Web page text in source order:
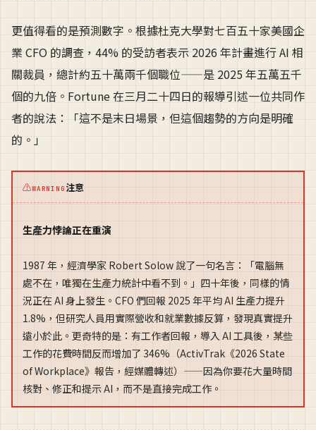
更值得看的是預測數字。根據杜克大學對七百五十家美國企
業 CFO 的調查，44% 的受訪者表示 2026 年計畫進行 AI 相
關裁員，總計約五十萬兩千個職位——是 2025 年五萬五千
個的九倍。Fortune 在三月二十四日的報導引述一位共同作
者的說法：「這不是末日場景，但這個趨勢的方向是明確
的。」
⚠WARNING 注意
生產力悖論正在重演
1987 年，經濟學家 Robert Solow 說了一句名言：「電腦無
處不在，唯獨在生產力統計中看不到。」四十年後，同樣的情
況正在 AI 身上發生。CFO 們回報 2025 年平均 AI 生產力提升
1.8%，但研究人員用實際營收和就業數據反算，發現真實提升
遠小於此。更奇特的是：有工作者回報，導入 AI 工具後，某些
工作的花費時間反而增加了 346%（ActivTrak《2026 State
of Workplace》報告，經媒體轉述）——因為你要花大量時間
核對、修正和提示 AI，而不是直接完成工作。